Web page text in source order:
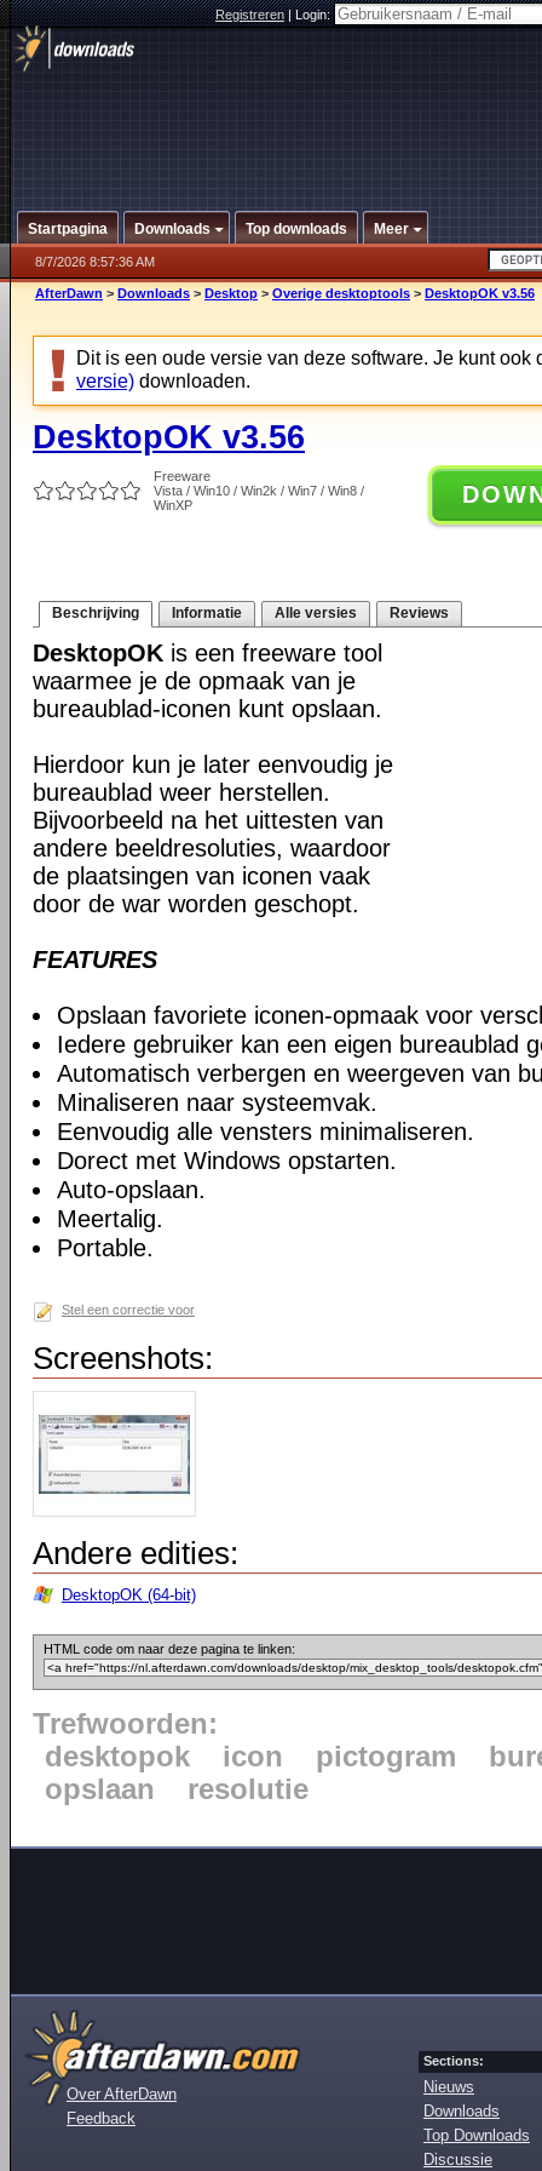
Registreren|Login:
Startpagina Downloads Top downloads Meer
8/7/2026 8:57:36 AM
AfterDawn > Downloads > Desktop > Overige desktoptools > DesktopOK v3.56
Dit is een oude versie van deze software. Je kunt ook
versie) downloaden.
DesktopOK v3.56
Freeware
Vista / Win10 / Win2k / Win7 / Win8 /
WinXP
Beschrijving Informatie Alle versies Reviews
DesktopOK is een freeware tool
waarmee je de opmaak van je
bureaublad-iconen kunt opslaan.
Hierdoor kun je later eenvoudig je
bureaublad weer herstellen.
Bijvoorbeeld na het uittesten van
andere beeldresoluties, waardoor
de plaatsingen van iconen vaak
door de war worden geschopt.
FEATURES
Opslaan favoriete iconen-opmaak voor
Iedere gebruiker kan een eigen bureaublad
Automatisch verbergen en weergeven van
Minaliseren naar systeemvak.
Eenvoudig alle vensters minimaliseren.
Dorect met Windows opstarten.
Auto-opslaan.
Meertalig.
Portable.
Stel een correctie voor
Screenshots:
Andere edities:
DesktopOK (64-bit)
HTML code om naar deze pagina te linken:
Trefwoorden:
desktopok
icon pictogram
opslaan
resolutie
Over AfterDawn
Feedback
Sections:
Nieuws
Downloads
Top Downloads
Discussie